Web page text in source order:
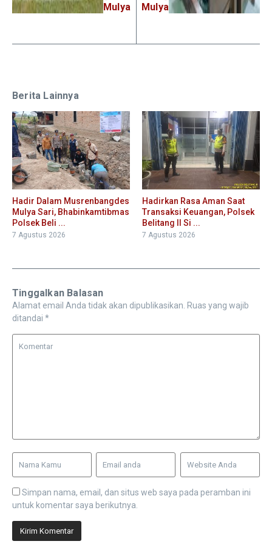
Mulya
Mulya
Berita Lainnya
Hadir Dalam Musrenbangdes
Mulya Sari, Bhabinkamtibmas
Polsek Beli ...
7 Agustus 2026
Hadirkan Rasa Aman Saat
Transaksi Keuangan, Polsek
Belitang II Si ...
7 Agustus 2026
Tinggalkan Balasan
Alamat email Anda tidak akan dipublikasikan. Ruas yang wajib
ditandai *
Simpan nama, email, dan situs web saya pada peramban ini
untuk komentar saya berikutnya.